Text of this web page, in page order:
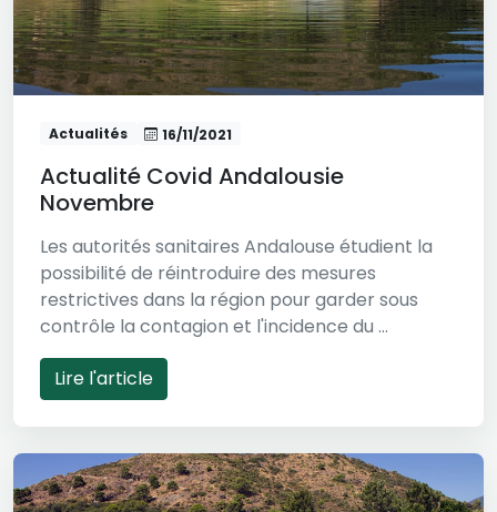
Actualités 16/11/2021
Actualité Covid Andalousie
Novembre
Les autorités sanitaires Andalouse étudient la
possibilité de réintroduire des mesures
restrictives dans la région pour garder sous
contrôle la contagion et l'incidence du ...
Lire l'article